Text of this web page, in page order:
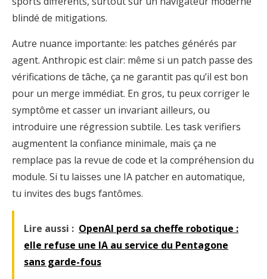
blindé de mitigations.
Autre nuance importante: les patches générés par
agent. Anthropic est clair: même si un patch passe des
vérifications de tâche, ça ne garantit pas qu’il est bon
pour un merge immédiat. En gros, tu peux corriger le
symptôme et casser un invariant ailleurs, ou
introduire une régression subtile. Les task verifiers
augmentent la confiance minimale, mais ça ne
remplace pas la revue de code et la compréhension du
module. Si tu laisses une IA patcher en automatique,
tu invites des bugs fantômes.
Lire aussi : OpenAI perd sa cheffe robotique :
elle refuse une IA au service du Pentagone
sans garde-fous